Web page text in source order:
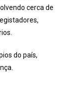
cerca de
do país,